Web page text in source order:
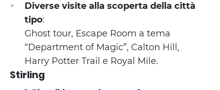
Diverse visite alla scoperta della città
tipo:
Ghost tour, Escape Room a tema
“Department of Magic”, Calton Hill,
Harry Potter Trail e Royal Mile.
Stirling